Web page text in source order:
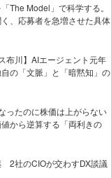
The Model」で科学する。
、応募者を急増させた具体
布川】AIエージェント元年
の「文脈」と「暗黙知」の
ったのに株価は上がらない
から逆算する「両利きの
2社のCIOが交わすDX談議